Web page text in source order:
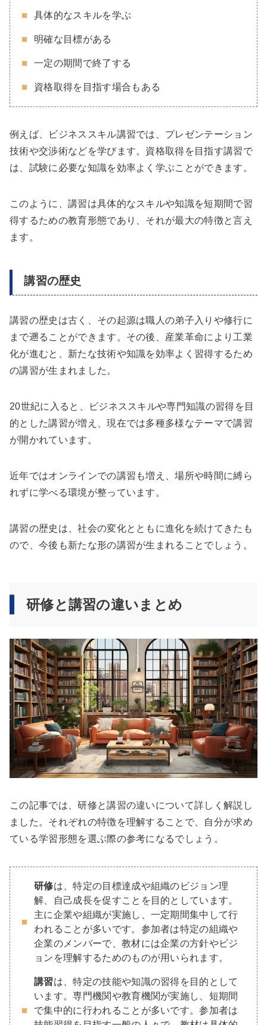
具体的なスキルを学ぶ
明確な目標がある
一定の期間で終了する
資格取得を目指す場合もある
例えば、ビジネススキル講習では、プレゼンテーション
技術や交渉術などを学びます。資格取得を目指す講習で
は、試験に必要な知識を効率よく学ぶことができます。
このように、講習は具体的なスキルや知識を短期間で習
得するための教育形態であり、それが最大の特徴と言え
ます。
講習の歴史
講習の歴史は古く、その起源は職人の弟子入りや修行に
まで遡ることができます。その後、産業革命により工業
化が進むと、新たな技術や知識を効率よく習得するため
の講習が生まれました。
20世紀に入ると、ビジネススキルや専門知識の習得を目
的とした講習が増え、現在では多種多様なテーマで講習
が開かれています。
近年ではオンラインでの講習も増え、場所や時間に縛ら
れずに学べる環境が整っています。
講習の歴史は、社会の変化とともに進化を続けてきたも
ので、今後も新たな形の講習が生まれることでしょう。
研修と講習の違いまとめ
この記事では、研修と講習の違いについて詳しく解説し
ました。それぞれの特徴を理解することで、自分が求め
ている学習形態を選ぶ際の参考になるでしょう。
研修は、特定の目標達成や組織のビジョン理
解、自己成長を促すことを目的としています。
主に企業や組織が実施し、一定期間集中して行
われることが多いです。参加者は特定の組織や
企業のメンバーで、教材には企業の方針やビジ
ョンを理解するためのものが用いられます。
講習は、特定の技能や知識の習得を目的として
います。専門機関や教育機関が実施し、短期間
で集中的に行われることが多いです。参加者は